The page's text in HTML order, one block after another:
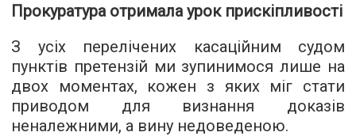
Прокуратура отримала урок прискіпливості
З усіх перелічених касаційним судом
пунктів претензій ми зупинимося лише на
двох моментах, кожен з яких міг стати
приводом для визнання доказів
неналежними, а вину недоведеною.